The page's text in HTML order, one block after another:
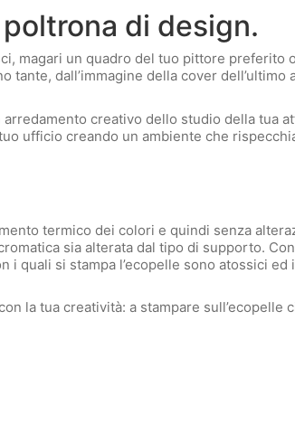
di design.
magari un quadro del tuo pittore preferito
dall’immagine della cover
creativo dello studio della tua
ufficio creando un ambiente che
termico dei colori e quindi senza
sia alterata dal tipo di supporto.
quali si stampa l’ecopelle sono atossici
la tua creatività: a stampare sull’ecopelle